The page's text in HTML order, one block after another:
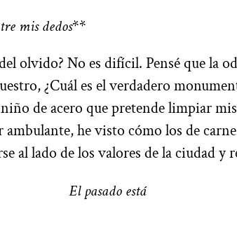
mis dedos**
olvido? No es difícil. Pensé que la
¿Cuál es el verdadero
de acero que pretende limpiar
he visto cómo los de
al lado de los valores de la ciudad y
El pasado está